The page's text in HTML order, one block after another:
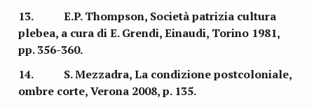
13. E.P. Thompson, Società patrizia cultura
plebea, a cura di E. Grendi, Einaudi, Torino 1981,
pp. 356-360.
14. S. Mezzadra, La condizione postcoloniale,
ombre corte, Verona 2008, p. 135.